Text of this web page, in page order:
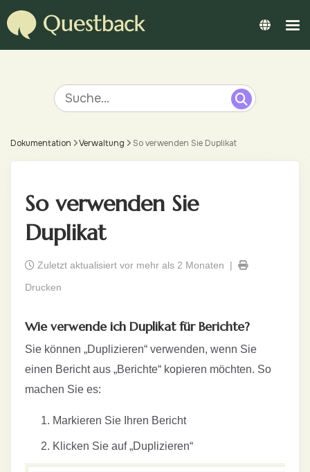
Dokumentation Verwaltung So verwenden Sie Duplikat
So verwenden Sie
Duplikat
Zuletzt aktualisiert vor mehr als 2 Monaten |
Drucken
Wie verwende ich Duplikat für Berichte?
Sie können „Duplizieren“ verwenden, wenn Sie
einen Bericht aus „Berichte“ kopieren möchten. So
machen Sie es:
Markieren Sie Ihren Bericht
Klicken Sie auf „Duplizieren“